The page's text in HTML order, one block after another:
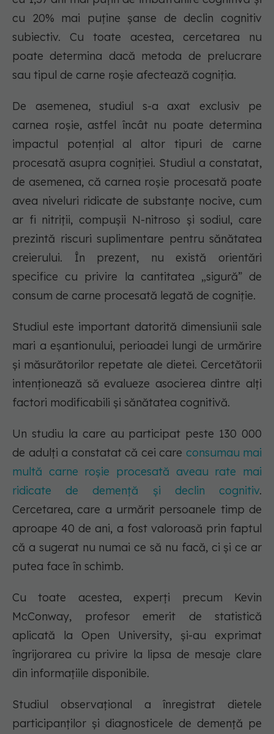
cu 20% mai puține șanse de declin cognitiv
subiectiv. Cu toate acestea, cercetarea nu
poate determina dacă metoda de prelucrare
sau tipul de carne roșie afectează cogniția.
De asemenea, studiul s-a axat exclusiv pe
carnea roșie, astfel încât nu poate determina
impactul potențial al altor tipuri de carne
procesată asupra cogniției. Studiul a constatat,
de asemenea, că carnea roșie procesată poate
avea niveluri ridicate de substanțe nocive, cum
ar fi nitriții, compușii N-nitroso și sodiul, care
prezintă riscuri suplimentare pentru sănătatea
creierului. În prezent, nu există orientări
specifice cu privire la cantitatea „sigură” de
consum de carne procesată legată de cogniție.
Studiul este important datorită dimensiunii sale
mari a eșantionului, perioadei lungi de urmărire
și măsurătorilor repetate ale dietei. Cercetătorii
intenționează să evalueze asocierea dintre alți
factori modificabili și sănătatea cognitivă.
Un studiu la care au participat peste 130 000
de adulți a constatat că cei care consumau mai
multă carne roșie procesată aveau rate mai
ridicate de demență și declin cognitiv.
Cercetarea, care a urmărit persoanele timp de
aproape 40 de ani, a fost valoroasă prin faptul
că a sugerat nu numai ce să nu facă, ci și ce ar
putea face în schimb.
Cu toate acestea, experți precum Kevin
McConway, profesor emerit de statistică
aplicată la Open University, și-au exprimat
îngrijorarea cu privire la lipsa de mesaje clare
din informațiile disponibile.
Studiul observațional a înregistrat dietele
participanților și diagnosticele de demență pe